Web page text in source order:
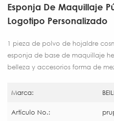
Esponja De Maquillaje
Logotipo Personalizado
1 pieza de polvo de hojaldre
esponja de base de maquillaje
belleza y accesorios forma de
Marca:
Artículo No.: